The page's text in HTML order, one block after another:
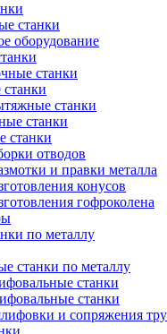
станки
оборудование
станки
станки
станки
станки
отводов
и правки металла
конусов
гофроколена
по металлу
станки по металлу
станки
станки
и сопряжения